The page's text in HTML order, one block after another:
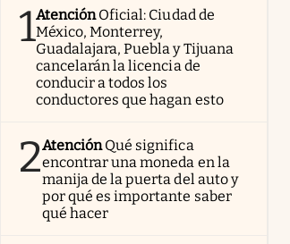
1AtenciónOficial: Ciudad de
México, Monterrey,
Guadalajara, Puebla y Tijuana
cancelarán la licencia de
conducir a todos los
conductores que hagan esto
2AtenciónQué significa
encontrar una moneda en la
manija de la puerta del auto y
por qué es importante saber
qué hacer